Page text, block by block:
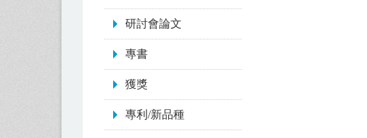
研討會論文
專書
獲獎
專利/新品種